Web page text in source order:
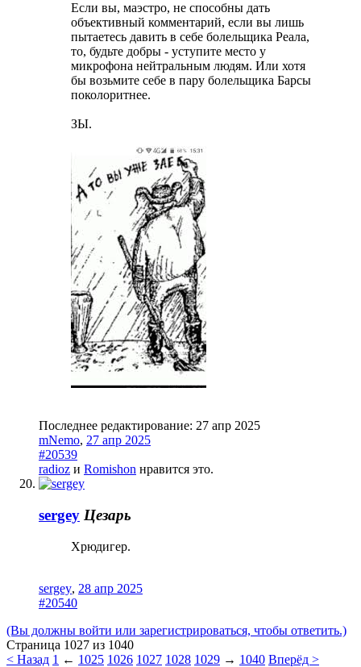
Если вы, маэстро, не способны дать
объективный комментарий, если вы лишь
пытаетесь давить в себе болельщика Реала,
то, будьте добры - уступите место у
микрофона нейтральным людям. Или хотя
бы возьмите себе в пару болельщика Барсы
поколоритнее.
ЗЫ.
Последнее редактирование: 27 апр 2025
mNemo, 27 апр 2025
#20539
radioz и Romishon нравится это.
sergey Цезарь
Хрюдигер.
sergey, 28 апр 2025
#20540
(Вы должны войти или зарегистрироваться, чтобы ответить.)
Страница 1027 из 1040
< Назад 1 ← 1025 1026 1027 1028 1029 → 1040 Вперёд >